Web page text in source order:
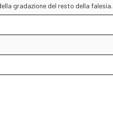
gradazione del resto della falesia.